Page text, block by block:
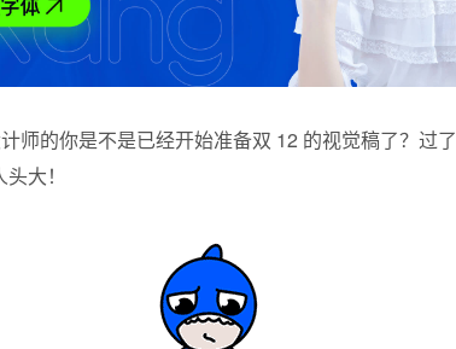
师的你是不是已经开始准备双 12 的视觉稿了？过
大！